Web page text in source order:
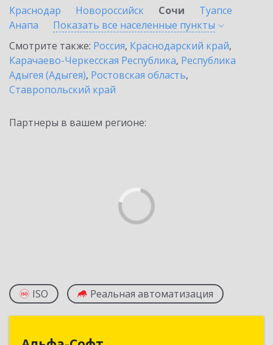
Краснодар
Новороссийск Сочи
Туапсе
Анапа
Показать все населенные пункты
Смотрите также: Россия, Краснодарский край,
Карачаево-Черкесская Республика, Республика
Адыгея (Адыгея), Ростовская область,
Ставропольский край
Партнеры в вашем регионе:
ISO Реальная автоматизация